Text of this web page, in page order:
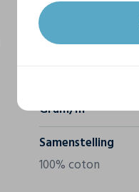
Merk
Gram/m²
Samenstelling
100% coton